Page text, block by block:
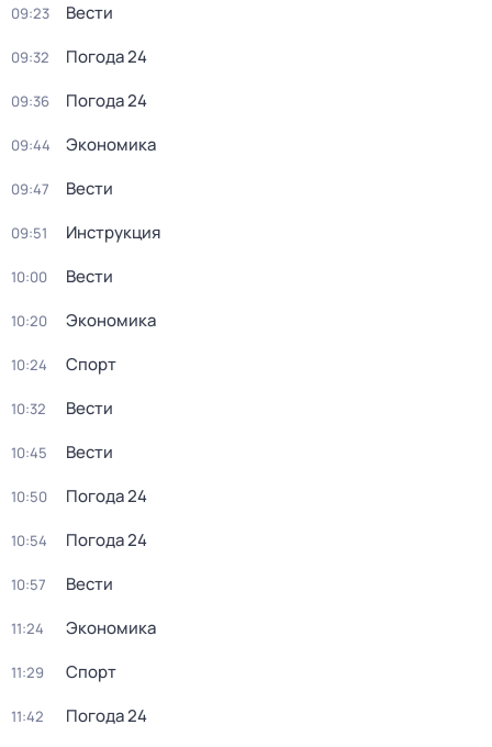
09:23 Вести
09:32 Погода 24
09:36 Погода 24
09:44 Экономика
09:47 Вести
09:51 Инструкция
10:00 Вести
10:20 Экономика
10:24 Спорт
10:32 Вести
10:45 Вести
10:50 Погода 24
10:54 Погода 24
10:57 Вести
11:24 Экономика
11:29 Спорт
11:42 Погода 24